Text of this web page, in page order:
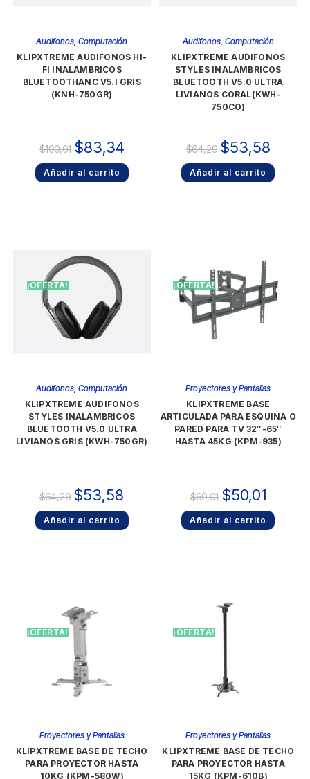
Audifonos ,Computación
KLIPXTREME AUDIFONOS HI-
FI INALAMBRICOS
BLUETOOTHANC V5.I GRIS
(KNH-750GR)
$100,01 $83,34
Añadir al carrito
Audifonos, Computación
KLIPXTREME AUDIFONOS
STYLES INALAMBRICOS
BLUETOOTH V5.0 ULTRA
LIVIANOS CORAL(KWH-
750CO)
$64,29 $53,58
Añadir al carrito
¡OFERTA!
Audifonos ,Computación
KLIPXTREME AUDIFONOS
STYLES INALAMBRICOS
BLUETOOTH V5.0 ULTRA
LIVIANOS GRIS (KWH-750GR)
$64,29 $53,58
Añadir al carrito
¡OFERTA!
Proyectores y Pantallas
KLIPXTREME BASE
ARTICULADA PARA ESQUINA O
PARED PARA TV 32″-65″
HASTA 45KG (KPM-935)
$60,01 $50,01
Añadir al carrito
¡OFERTA!
Proyectores y Pantallas
KLIPXTREME BASE DE TECHO
PARA PROYECTOR HASTA
10KG (KPM-580W)
¡OFERTA!
Proyectores y Pantallas
KLIPXTREME BASE DE TECHO
PARA PROYECTOR HASTA
15KG (KPM-610B)